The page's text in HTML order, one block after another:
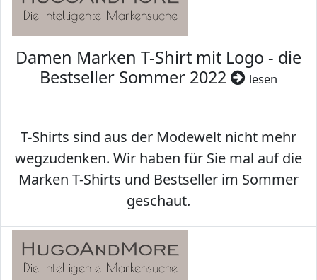
Damen Marken T-Shirt mit Logo - die
Bestseller Sommer 2022
lesen
T-Shirts sind aus der Modewelt nicht mehr
wegzudenken. Wir haben für Sie mal auf die
Marken T-Shirts und Bestseller im Sommer
geschaut.